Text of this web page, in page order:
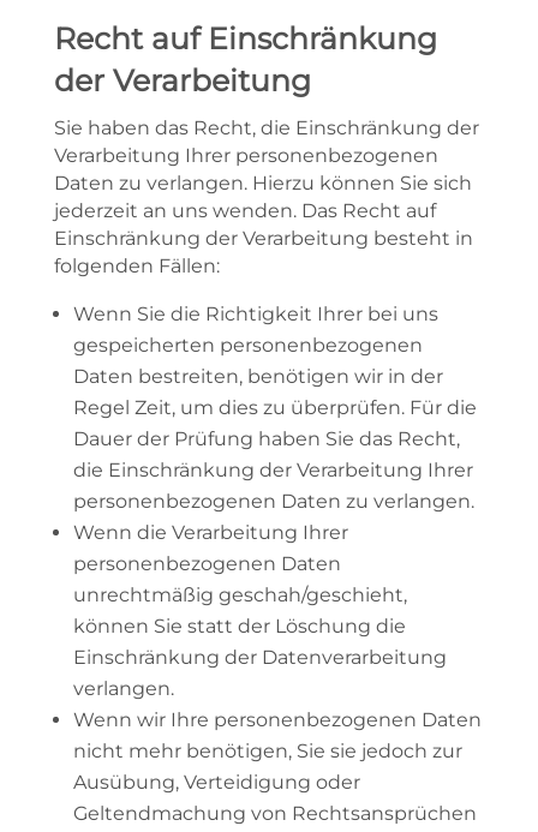
Recht auf Einschränkung
der Verarbeitung
Sie haben das Recht, die Einschränkung der
Verarbeitung Ihrer personenbezogenen
Daten zu verlangen. Hierzu können Sie sich
jederzeit an uns wenden. Das Recht auf
Einschränkung der Verarbeitung besteht in
folgenden Fällen:
Wenn Sie die Richtigkeit Ihrer bei uns
gespeicherten personenbezogenen
Daten bestreiten, benötigen wir in der
Regel Zeit, um dies zu überprüfen. Für die
Dauer der Prüfung haben Sie das Recht,
die Einschränkung der Verarbeitung Ihrer
personenbezogenen Daten zu verlangen.
Wenn die Verarbeitung Ihrer
personenbezogenen Daten
unrechtmäßig geschah/geschieht,
können Sie statt der Löschung die
Einschränkung der Datenverarbeitung
verlangen.
Wenn wir Ihre personenbezogenen Daten
nicht mehr benötigen, Sie sie jedoch zur
Ausübung, Verteidigung oder
Geltendmachung von Rechtsansprüchen